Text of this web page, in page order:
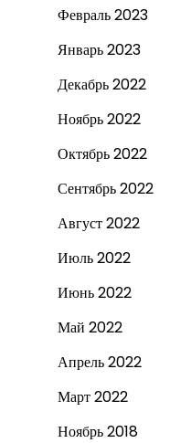
Февраль 2023
Январь 2023
Декабрь 2022
Ноябрь 2022
Октябрь 2022
Сентябрь 2022
Август 2022
Июль 2022
Июнь 2022
Май 2022
Апрель 2022
Март 2022
Ноябрь 2018